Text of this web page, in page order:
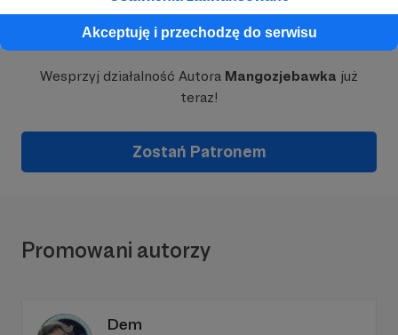
Akceptuję i przechodzę do serwisu
Dołącz do grona Patronów!
Wesprzyj działalność Autora Mangozjebawka już
teraz!
Zostań Patronem
Promowani autorzy
Dem